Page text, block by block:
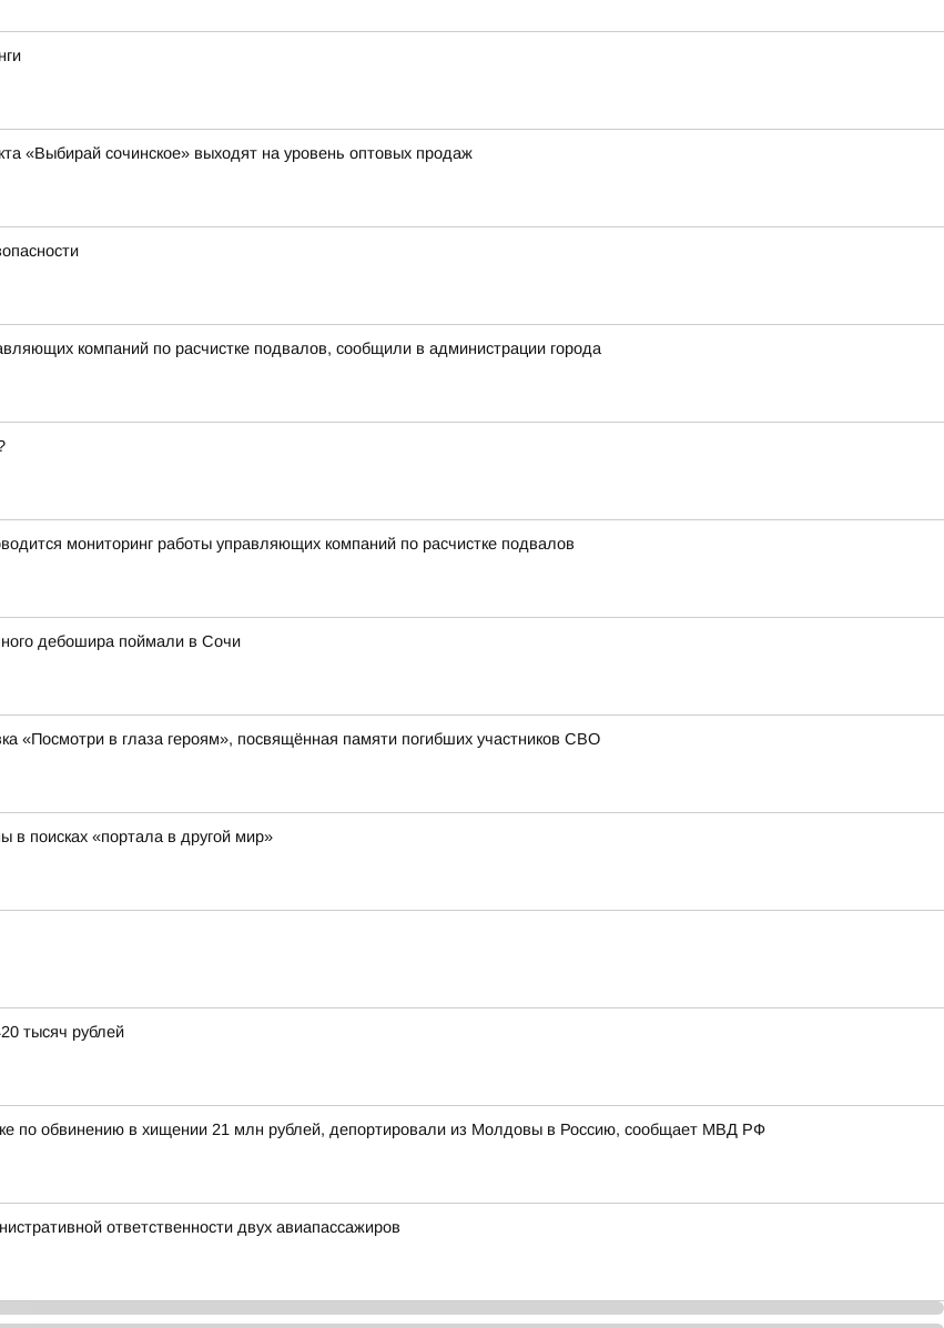
«Выбирай сочинское» выходят на уровень оптовых продаж
компаний по расчистке подвалов, сообщили в администрации города
мониторинг работы управляющих компаний по расчистке подвалов
дебошира поймали в Сочи
«Посмотри в глаза героям», посвящённая памяти погибших участников СВО
поисках «портала в другой мир»
тысяч рублей
по обвинению в хищении 21 млн рублей, депортировали из Молдовы в Россию, сообщает МВД РФ
ответственности двух авиапассажиров